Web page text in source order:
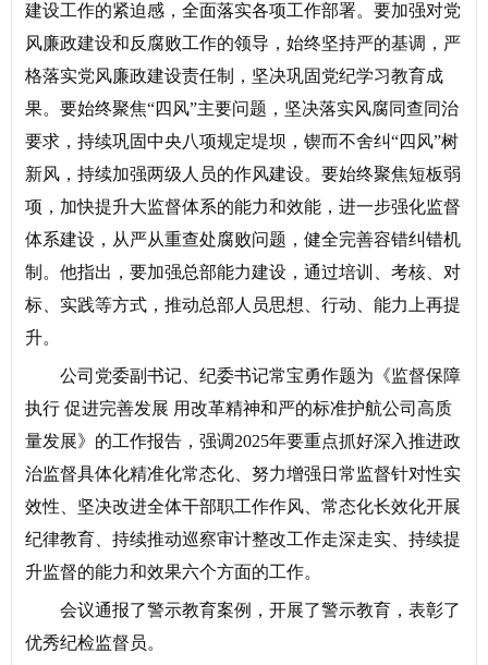
建设工作的紧迫感，全面落实各项工作部署。要加强对党
风廉政建设和反腐败工作的领导，始终坚持严的基调，严
格落实党风廉政建设责任制，坚决巩固党纪学习教育成
果。要始终聚焦“四风”主要问题，坚决落实风腐同查同治
要求，持续巩固中央八项规定堤坝，锲而不舍纠“四风”树
新风，持续加强两级人员的作风建设。要始终聚焦短板弱
项，加快提升大监督体系的能力和效能，进一步强化监督
体系建设，从严从重查处腐败问题，健全完善容错纠错机
制。他指出，要加强总部能力建设，通过培训、考核、对
标、实践等方式，推动总部人员思想、行动、能力上再提
升。
公司党委副书记、纪委书记常宝勇作题为《监督保障
执行 促进完善发展 用改革精神和严的标准护航公司高质
量发展》的工作报告，强调2025年要重点抓好深入推进政
治监督具体化精准化常态化、努力增强日常监督针对性实
效性、坚决改进全体干部职工作作风、常态化长效化开展
纪律教育、持续推动巡察审计整改工作走深走实、持续提
升监督的能力和效果六个方面的工作。
会议通报了警示教育案例，开展了警示教育，表彰了
优秀纪检监督员。